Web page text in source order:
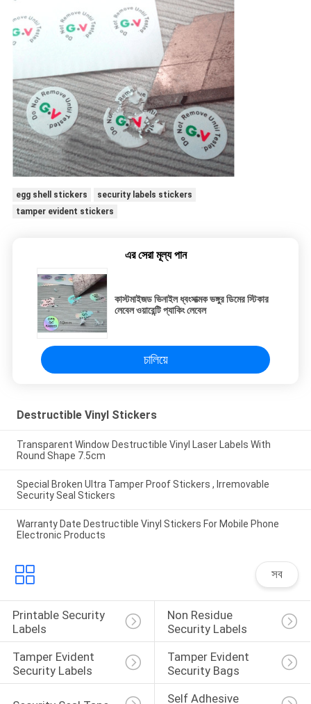
egg shell stickers
security labels stickers
tamper evident stickers
এর সেরা মূল্য পান
কাস্টমাইজড ভিনাইল ধ্বংসাত্মক ভঙ্গুর ডিমের স্টিকার
লেবেল ওয়ারেন্টি প্যাকিং লেবেল
চালিয়ে
Destructible Vinyl Stickers
Transparent Window Destructible Vinyl Laser Labels With
Round Shape 7.5cm
Special Broken Ultra Tamper Proof Stickers , Irremovable
Security Seal Stickers
Warranty Date Destructible Vinyl Stickers For Mobile Phone
Electronic Products
সব
Printable Security
Labels
Non Residue
Security Labels
Tamper Evident
Security Labels
Tamper Evident
Security Bags
Self Adhesive